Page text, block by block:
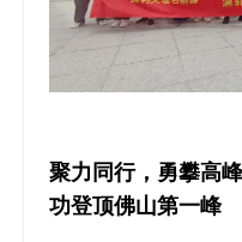
聚力同行，勇攀高
功登顶佛山第一峰